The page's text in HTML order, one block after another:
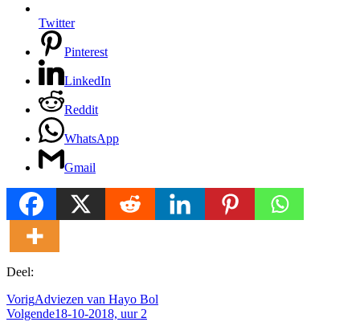
Twitter
Pinterest
LinkedIn
Reddit
WhatsApp
Gmail
Deel:
VorigAdviezen van Hayo Bol
Volgende18-10-2018, uur 2